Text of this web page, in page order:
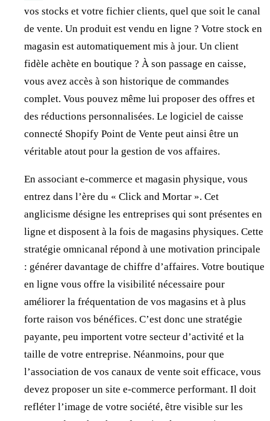
vos stocks et votre fichier clients, quel que soit le canal
de vente. Un produit est vendu en ligne ? Votre stock en
magasin est automatiquement mis à jour. Un client
fidèle achète en boutique ? À son passage en caisse,
vous avez accès à son historique de commandes
complet. Vous pouvez même lui proposer des offres et
des réductions personnalisées. Le logiciel de caisse
connecté Shopify Point de Vente peut ainsi être un
véritable atout pour la gestion de vos affaires.
En associant e-commerce et magasin physique, vous
entrez dans l’ère du « Click and Mortar ». Cet
anglicisme désigne les entreprises qui sont présentes en
ligne et disposent à la fois de magasins physiques. Cette
stratégie omnicanal répond à une motivation principale
: générer davantage de chiffre d’affaires. Votre boutique
en ligne vous offre la visibilité nécessaire pour
améliorer la fréquentation de vos magasins et à plus
forte raison vos bénéfices. C’est donc une stratégie
payante, peu importent votre secteur d’activité et la
taille de votre entreprise. Néanmoins, pour que
l’association de vos canaux de vente soit efficace, vous
devez proposer un site e-commerce performant. Il doit
refléter l’image de votre société, être visible sur les